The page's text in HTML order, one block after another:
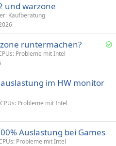
und warzone
Kaufberatung
ö
runtermachen?
Probleme mit Intel
auslastung im HW monitor
Probleme mit Intel
Auslastung bei Games
Probleme mit Intel